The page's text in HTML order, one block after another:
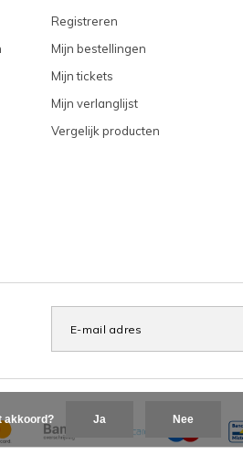
Registreren
Mijn bestellingen
Mijn tickets
Mijn verlanglijst
Vergelijk producten
akkoord? Ja Nee